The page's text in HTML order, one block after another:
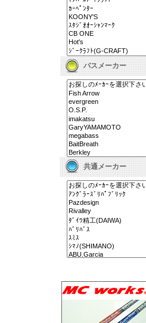
バスメーカー
共通メーカー